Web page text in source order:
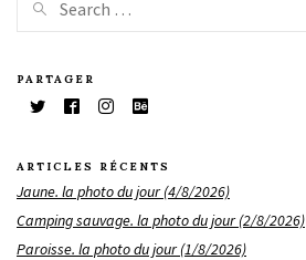
PARTAGER
ARTICLES RÉCENTS
Jaune. la photo du jour (4/8/2026)
Camping sauvage. la photo du jour (2/8/2026)
Paroisse. la photo du jour (1/8/2026)